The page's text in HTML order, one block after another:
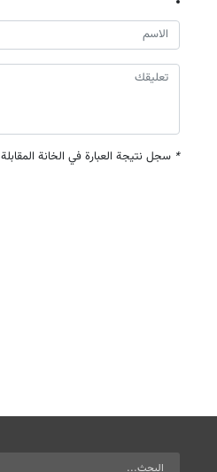
* سجل نتيجة العبارة في الخانة المقابلة